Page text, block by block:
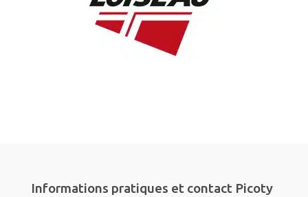
Informations pratiques et contact Picoty